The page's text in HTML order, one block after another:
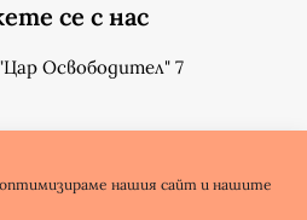
оптимизираме нашия сайт и нашите
се с нас
Освободител" 7